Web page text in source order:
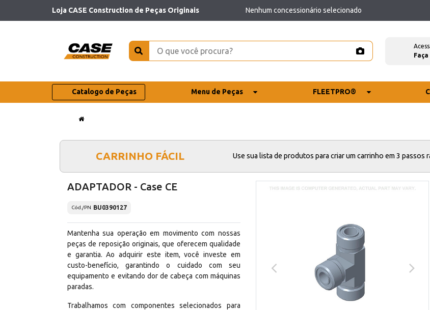
Loja CASE Construction de Peças Originais Nenhum concessionário selecionado
Catalogo de Peças Menu de Peças FLEETPRO®
CARRINHO FÁCIL Use sua lista de produtos para criar um carrinho em 3 passos
ADAPTADOR - Case CE
Cód./PN BU0390127
Mantenha sua operação em movimento com nossas
peças de reposição originais, que oferecem qualidade
e garantia. Ao adquirir este item, você investe em
custo-benefício, garantindo o cuidado com seu
equipamento e evitando dor de cabeça com máquinas
paradas.
Trabalhamos com componentes selecionados para